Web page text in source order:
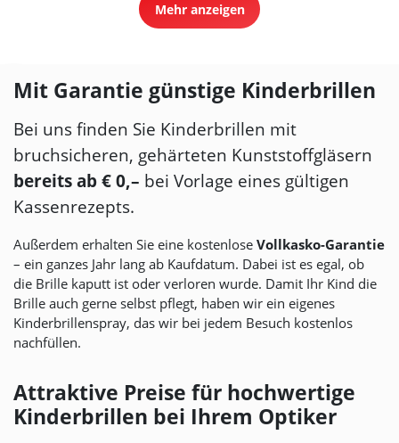
Mehr anzeigen
Mit Garantie günstige Kinderbrillen
Bei uns finden Sie Kinderbrillen mit
bruchsicheren, gehärteten Kunststoffgläsern
bereits ab € 0,– bei Vorlage eines gültigen
Kassenrezepts.
Außerdem erhalten Sie eine kostenlose Vollkasko-Garantie
– ein ganzes Jahr lang ab Kaufdatum. Dabei ist es egal, ob
die Brille kaputt ist oder verloren wurde. Damit Ihr Kind die
Brille auch gerne selbst pflegt, haben wir ein eigenes
Kinderbrillenspray, das wir bei jedem Besuch kostenlos
nachfüllen.
Attraktive Preise für hochwertige
Kinderbrillen bei Ihrem Optiker